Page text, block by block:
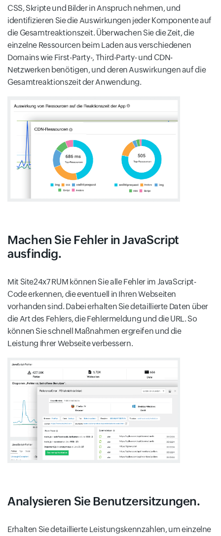
CSS, Skripte und Bilder in Anspruch nehmen, und
identifizieren Sie die Auswirkungen jeder Komponente auf
die Gesamtreaktionszeit. Überwachen Sie die Zeit, die
einzelne Ressourcen beim Laden aus verschiedenen
Domains wie First-Party-, Third-Party- und CDN-
Netzwerken benötigen, und deren Auswirkungen auf die
Gesamtreaktionszeit der Anwendung.
Machen Sie Fehler in JavaScript
ausfindig.
Mit Site24x7 RUM können Sie alle Fehler im JavaScript-
Code erkennen, die eventuell in Ihren Webseiten
vorhanden sind. Dabei erhalten Sie detaillierte Daten über
die Art des Fehlers, die Fehlermeldung und die URL. So
können Sie schnell Maßnahmen ergreifen und die
Leistung Ihrer Webseite verbessern.
Analysieren Sie Benutzersitzungen.
Erhalten Sie detaillierte Leistungskennzahlen, um einzelne